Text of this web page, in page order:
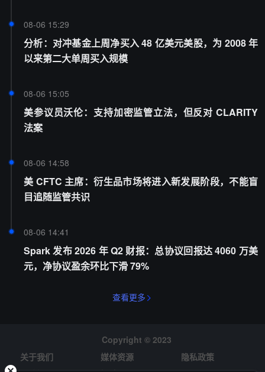
08-06 15:29
分析：对冲基金上周净买入 48 亿美元美股，为 2008 年
以来第二大单周买入规模
08-06 15:05
美参议员沃伦：支持加密监管立法，但反对 CLARITY
法案
08-06 14:58
美 CFTC 主席：衍生品市场将进入新发展阶段，不能盲
目追随监管共识
08-06 14:41
Spark 发布 2026 年 Q2 财报：总协议回报达 4060 万美
元，净协议盈余环比下滑 79%
查看更多
Copyright © 2023
关于我们
媒体资源
隐私政策